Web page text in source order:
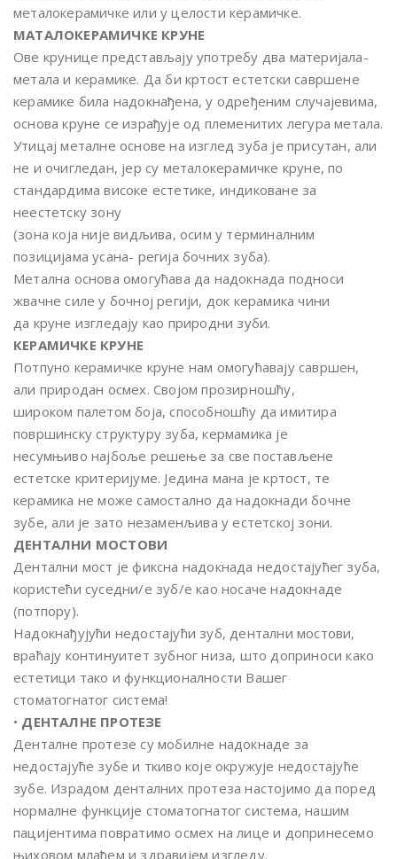
металокерамичке или у целости керамичке.
МАТАЛОКЕРАМИЧКЕ КРУНЕ
Ове крунице представљају употребу два материјала-
метала и керамике. Да би кртост естетски савршене
керамике била надокнађена, у одређеним случајевима,
основа круне се израђује од племенитих легура метала.
Утицај металне основе на изглед зуба је присутан, али
не и очигледан, јер су металокерамичке круне, по
стандардима високе естетике, индиковане за
неестетску зону
(зона која није видљива, осим у терминалним
позицијама усана- регија бочних зуба).
Метална основа омогућава да надокнада подноси
жвачне силе у бочној регији, док керамика чини
да круне изгледају као природни зуби.
КЕРАМИЧКЕ КРУНЕ
Потпуно керамичке круне нам омогућавају савршен,
али природан осмех. Својом прозирношћу,
широком палетом боја, способношћу да имитира
површинску структуру зуба, кермамика је
несумњиво најбоље решење за све постављене
естетске критеријуме. Једина мана је кртост, те
керамика не може самостално да надокнади бочне
зубе, али је зато незаменљива у естетској зони.
ДЕНТАЛНИ МОСТОВИ
Дентални мост је фиксна надокнада недостајућег зуба,
користећи суседни/е зуб/е као носаче надокнаде
(потпору).
Надокнађујући недостајући зуб, дентални мостови,
враћају континуитет зубног низа, што доприноси како
естетици тако и функционалности Вашег
стоматогнатог система!
• ДЕНТАЛНЕ ПРОТЕЗЕ
Денталне протезе су мобилне надокнаде за
недостајуће зубе и ткиво које окружује недостајуће
зубе. Израдом денталних протеза настојимо да поред
нормалне функције стоматогнатог система, нашим
пацијентима повратимо осмех на лице и допринесемо
њиховом млађем и здравијем изгледу.